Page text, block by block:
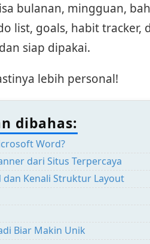
bulanan, mingguan,
list, goals, habit tracker,
siap dipakai.
lebih personal!
dibahas:
Word?
dari Situs Terpercaya
dan Kenali Struktur Layout
Biar Makin Unik